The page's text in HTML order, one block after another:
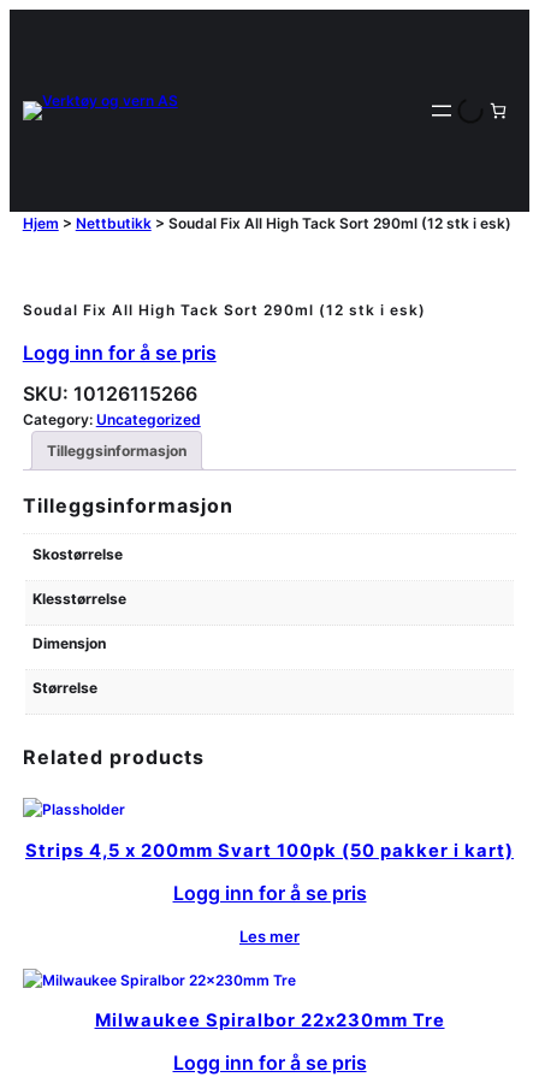
Hjem > Nettbutikk> Soudal Fix All High Tack Sort 290ml (12 stk i esk)
Soudal Fix All High Tack Sort 290ml (12 stk i esk)
Logg inn for å se pris
SKU: 10126115266
Category: Uncategorized
Tilleggsinformasjon
Tilleggsinformasjon
Skostørrelse
Klesstørrelse
Dimensjon
Størrelse
Related products
Strips 4,5 x 200mm Svart 100pk (50 pakker i kart)
Logg inn for å se pris
Les mer
Milwaukee Spiralbor 22x230mm Tre
Logg inn for å se pris